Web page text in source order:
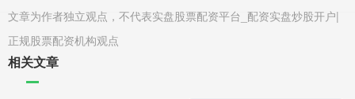
文章为作者独立观点，不代表实盘股票配资平台_配资实盘炒股开户|
正规股票配资机构观点
相关文章